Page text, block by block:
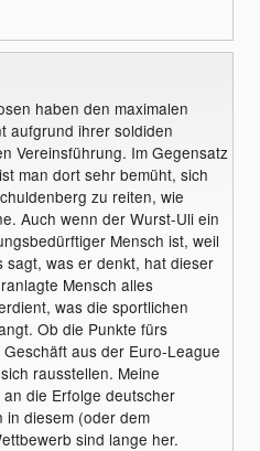
haben den maximalen
aufgrund ihrer soldiden
Vereinsführung. Im Gegensatz
man dort sehr bemüht, sich
zu reiten, wie
Auch wenn der Wurst-Uli ein
Mensch ist, weil
sagt, was er denkt, hat dieser
Mensch alles
was die sportlichen
Ob die Punkte fürs
aus der Euro-League
rausstellen. Meine
die Erfolge deutscher
in diesem (oder dem
sind lange her.